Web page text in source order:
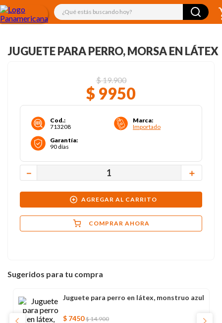
¿Qué estás buscando hoy?
JUGUETE PARA PERRO, MORSA EN LÁTEX
$19.900
$ 9950
Cod.:
713208
Marca:
Importado
Garantía:
90 días
＋
－
AGREGAR AL CARRITO
COMPRAR AHORA
Sugeridos para tu compra
Juguete para perro en látex, monstruo azul
$ 7450 $14.900